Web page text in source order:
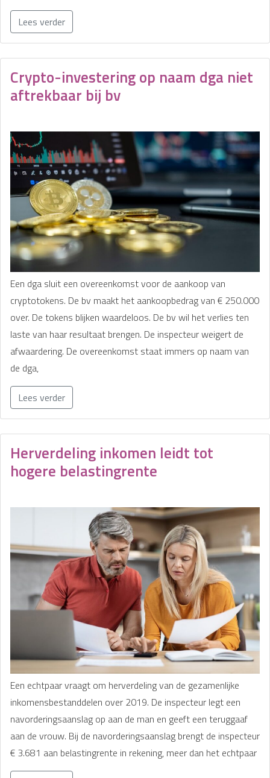
Lees verder
Crypto-investering op naam dga niet
aftrekbaar bij bv
Een dga sluit een overeenkomst voor de aankoop van
cryptotokens. De bv maakt het aankoopbedrag van € 250.000
over. De tokens blijken waardeloos. De bv wil het verlies ten
laste van haar resultaat brengen. De inspecteur weigert de
afwaardering. De overeenkomst staat immers op naam van
de dga,
Lees verder
Herverdeling inkomen leidt tot
hogere belastingrente
Een echtpaar vraagt om herverdeling van de gezamenlijke
inkomensbestanddelen over 2019. De inspecteur legt een
navorderingsaanslag op aan de man en geeft een teruggaaf
aan de vrouw. Bij de navorderingsaanslag brengt de inspecteur
€ 3.681 aan belastingrente in rekening, meer dan het echtpaar